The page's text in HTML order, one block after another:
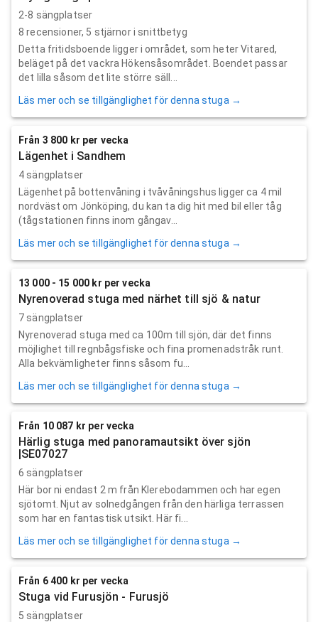
2-8 sängplatser
8 recensioner, 5 stjärnor i snittbetyg
Detta fritidsboende ligger i området, som heter Vitared,
beläget på det vackra Hökensåsområdet. Boendet passar
det lilla såsom det lite större säll...
Läs mer och se tillgänglighet för denna stuga →
Från 3 800 kr per vecka
Lägenhet i Sandhem
4 sängplatser
Lägenhet på bottenvåning i tvåvåningshus ligger ca 4 mil
nordväst om Jönköping, du kan ta dig hit med bil eller tåg
(tågstationen finns inom gångav...
Läs mer och se tillgänglighet för denna stuga →
13 000 - 15 000 kr per vecka
Nyrenoverad stuga med närhet till sjö & natur
7 sängplatser
Nyrenoverad stuga med ca 100m till sjön, där det finns
möjlighet till regnbågsfiske och fina promenadstråk runt.
Alla bekvämligheter finns såsom fu...
Läs mer och se tillgänglighet för denna stuga →
Från 10 087 kr per vecka
Härlig stuga med panoramautsikt över sjön
|SE07027
6 sängplatser
Här bor ni endast 2 m från Klerebodammen och har egen
sjötomt. Njut av solnedgången från den härliga terrassen
som har en fantastisk utsikt. Här fi...
Läs mer och se tillgänglighet för denna stuga →
Från 6 400 kr per vecka
Stuga vid Furusjön - Furusjö
5 sängplatser